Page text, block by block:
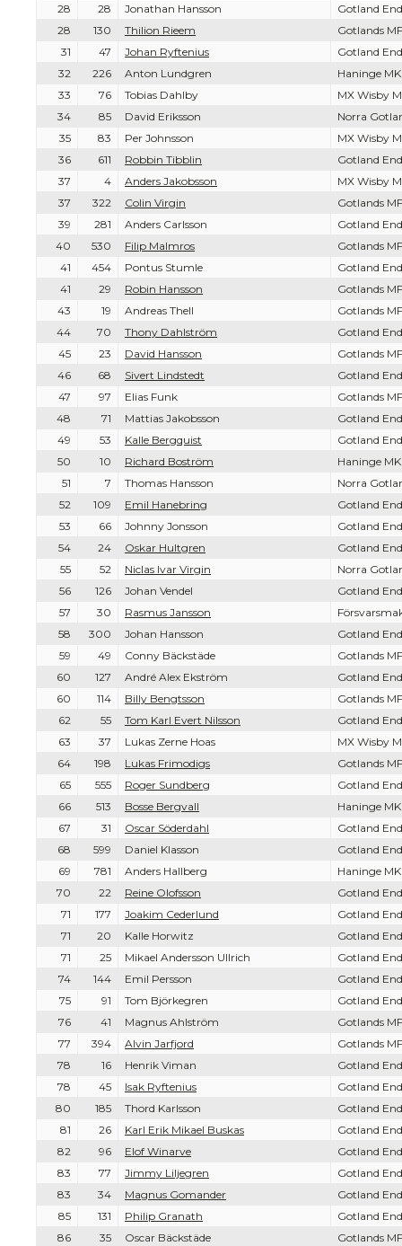
28
28 Jonathan Hansson
Gotland
28
130 Thilion Rieem
Gotlands
31
47 Johan Ryftenius
Gotland
32
226 Anton Lundgren
Haninge MK
33
76 Tobias Dahlby
MX Wisby
34
85 David Eriksson
Norra
35
83 Per Johnsson
MX Wisby
36
611 Robbin Tibblin
Gotland
37
4 Anders Jakobsson
MX Wisby
37
322 Colin Virgin
Gotlands
39
281 Anders Carlsson
Gotland
40
530 Filip Malmros
Gotlands
41
454 Pontus Stumle
Gotland
41
29 Robin Hansson
Gotlands
43
19 Andreas Thell
Gotlands
44
70 Thony Dahlström
Gotland
45
23 David Hansson
Gotlands
46
68 Sivert Lindstedt
Gotland
47
97 Elias Funk
Gotlands
48
71 Mattias Jakobsson
Gotland
49
53 Kalle Bergquist
Gotland
50
10 Richard Boström
Haninge MK
51
7 Thomas Hansson
Norra
52
109 Emil Hanebring
Gotland
53
66 Johnny Jonsson
Gotland
54
24 Oskar Hultgren
Gotland
55
52 Niclas Ivar Virgin
Norra
56
126 Johan Vendel
Gotland
57
30 Rasmus Jansson
58
300 Johan Hansson
Gotland
59
49 Conny Bäckstäde
Gotlands
60
127 André Alex Ekström
Gotland
60
114 Billy Bengtsson
Gotlands
62
55 Tom Karl Evert Nilsson
Gotland
63
37 Lukas Zerne Hoas
MX Wisby
64
198 Lukas Frimodigs
Gotlands
65
555 Roger Sundberg
Gotland
66
513 Bosse Bergvall
Haninge MK
67
31 Oscar Söderdahl
Gotland
68
599 Daniel Klasson
Gotland
69
781 Anders Hallberg
Haninge MK
70
22 Reine Olofsson
Gotland
71
177 Joakim Cederlund
Gotland
71
20 Kalle Horwitz
Gotland
71
25 Mikael Andersson Ullrich
Gotland
74
144 Emil Persson
Gotland
75
91 Tom Björkegren
Gotland
76
41 Magnus Ahlström
Gotlands
77
394 Alvin Jarfjord
Gotlands
78
16 Henrik Viman
Gotland
78
45 Isak Ryftenius
Gotland
80
185 Thord Karlsson
Gotland
81
26 Karl Erik Mikael Buskas
Gotland
82
96 Elof Winarve
Gotland
83
77 Jimmy Liljegren
Gotland
83
34 Magnus Gomander
Gotland
85
131 Philip Granath
Gotland
86
35 Oscar Bäckstäde Gotlands